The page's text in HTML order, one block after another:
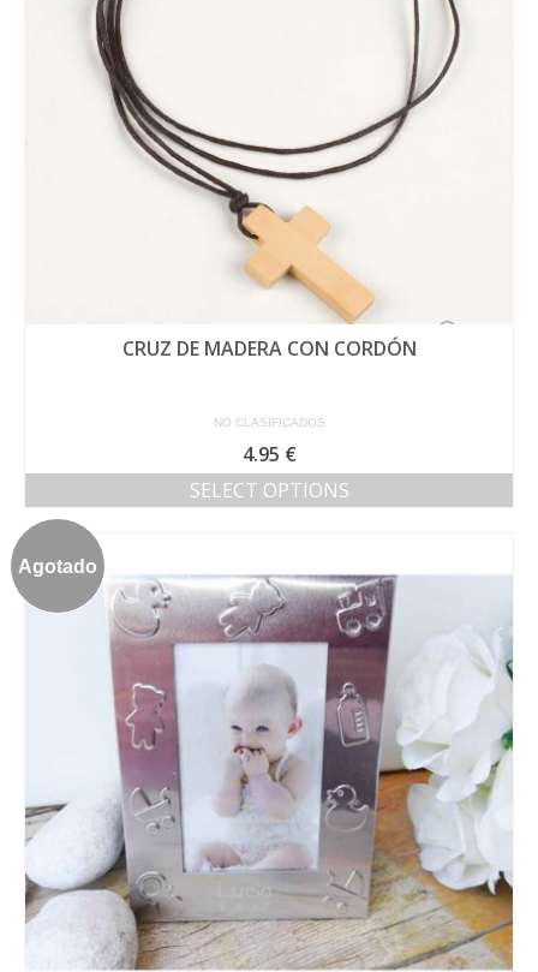
CRUZ DE MADERA CON CORDÓN
NO CLASIFICADOS
4.95 €
SELECT OPTIONS
Agotado